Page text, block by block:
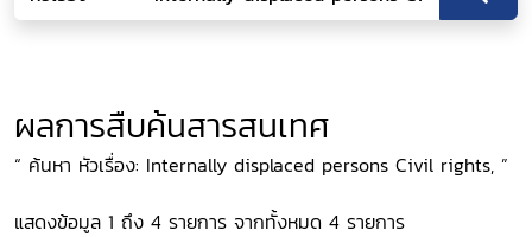
ผลการสืบค้นสารสนเทศ
“ ค้นหา หัวเรื่อง: Internally displaced persons Civil rights, ”
แสดงข้อมูล 1 ถึง 4 รายการ จากทั้งหมด 4 รายการ